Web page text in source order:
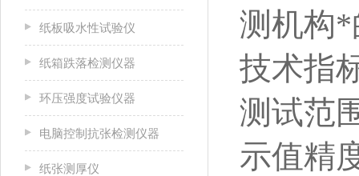
纸板吸水性试验仪
纸箱跌落检测仪器
环压强度试验仪器
电脑控制抗张检测仪器
纸张测厚仪
测机构*
技术指
测试范
示值精